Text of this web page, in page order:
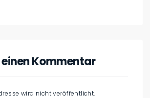
Kommentar
wird nicht veröffentlicht.